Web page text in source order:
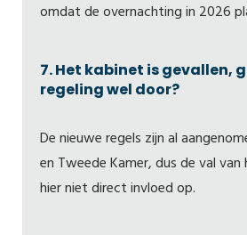
omdat de overnachting in 2026
7. Het kabinet is gevallen,
regeling wel door?
De nieuwe regels zijn al
en Tweede Kamer, dus de val
hier niet direct invloed op.